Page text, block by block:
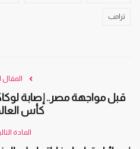
ترامب
المقال
قبل مواجهة مصر.. إصابة
كأس العالم
المادة